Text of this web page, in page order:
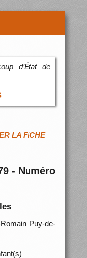
d’État de
LA FICHE
- Numéro
Romain Puy-de-